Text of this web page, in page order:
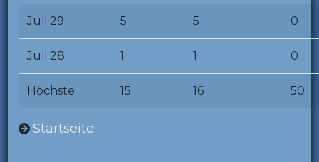
Juli 29 5 5 0
Juli 28 1 1 0
Höchste 15 16 50
Startseite